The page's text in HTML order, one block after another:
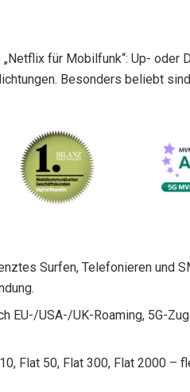
für Mobilfunk“: Up- oder
Besonders beliebt
Surfen, Telefonieren und
USA-/UK-Roaming, 5G-
Flat 50, Flat 300, Flat 2000 –